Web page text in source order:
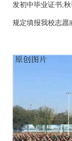
发初中毕业证书;
规定填报我校志愿